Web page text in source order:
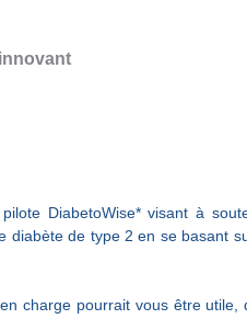
DiabetoWise* visant à
diabète de type 2 en se basant
charge pourrait vous être utile,